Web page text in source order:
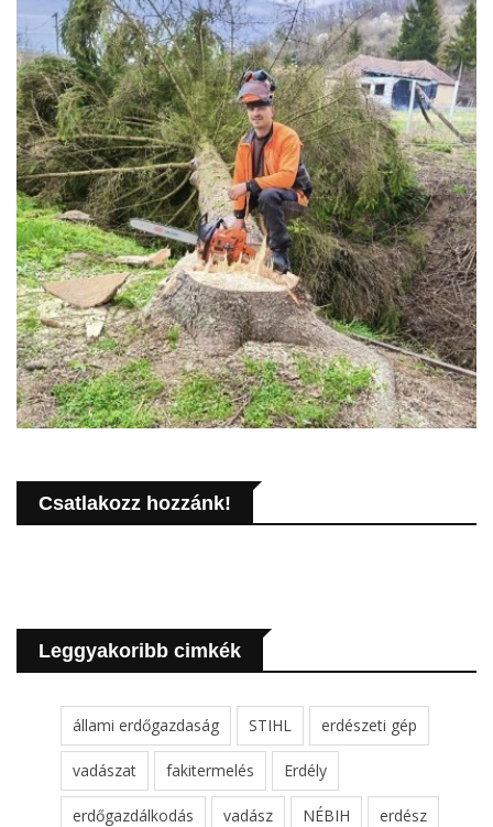
Csatlakozz hozzánk!
Leggyakoribb cimkék
állami erdőgazdaság STIHL erdészeti gép
vadászat fakitermelés Erdély
erdőgazdálkodás vadász NÉBIH erdész